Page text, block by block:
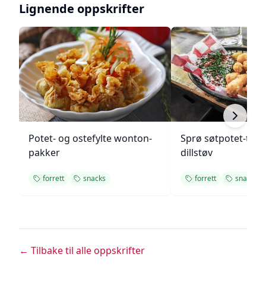
Lignende oppskrifter
Potet- og ostefylte wonton-
pakker
forrett snacks
Sprø søtpotet-tots
dillstøv
forrett snacks
← Tilbake til alle oppskrifter